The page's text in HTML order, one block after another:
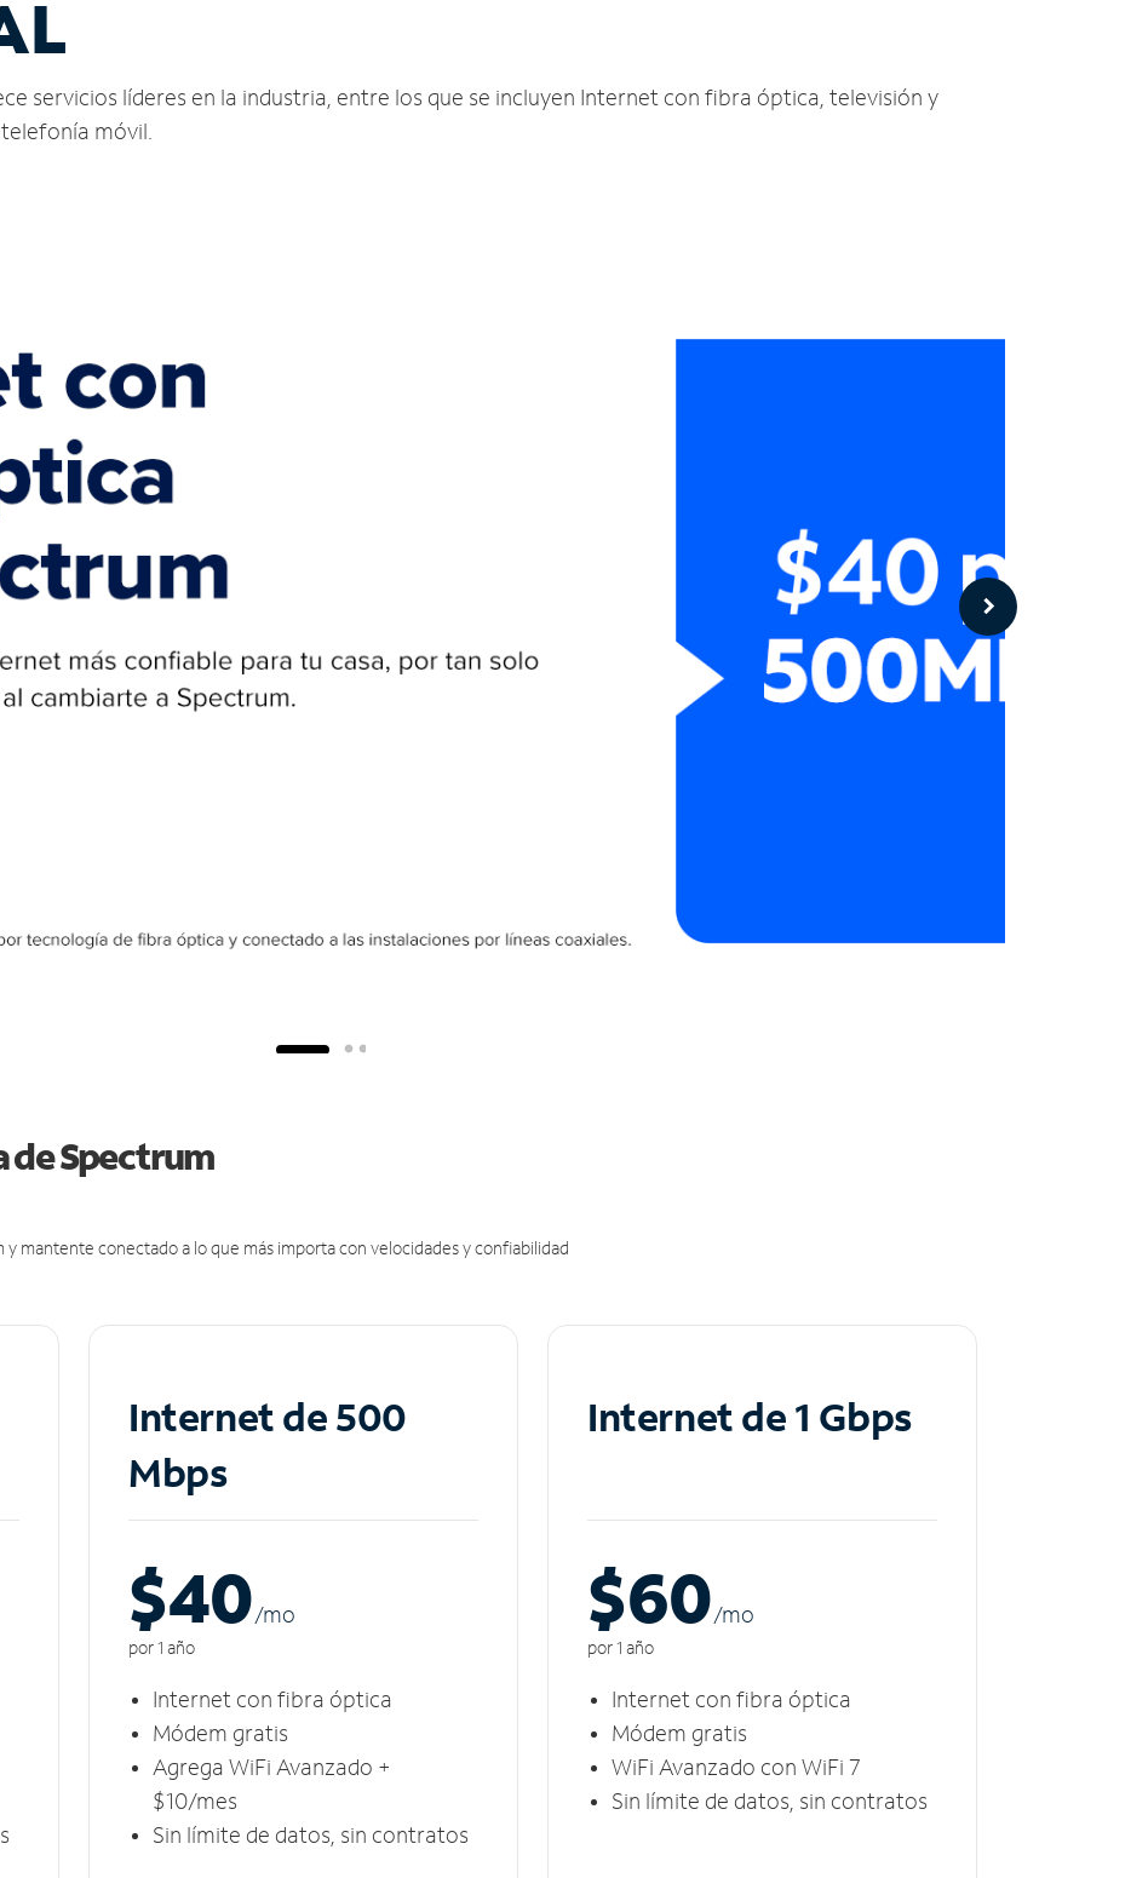
servicios líderes en la industria, entre los que se incluyen Internet con fibra óptica, televisión y
móvil.
Spectrum
mantente conectado a lo que más importa con velocidades y confiabilidad
Internet de 500
Mbps
$40/mo
por 1 año
Internet con fibra óptica
Módem gratis
Agrega WiFi Avanzado +
$10/mes
Sin límite de datos, sin contratos
Internet de 1 Gbps
$60/mo
por 1 año
Internet con fibra óptica
Módem gratis
WiFi Avanzado con WiFi 7
Sin límite de datos, sin contratos